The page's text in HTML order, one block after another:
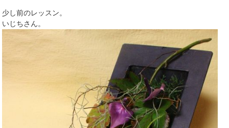
少し前のレッスン。
いじちさん。